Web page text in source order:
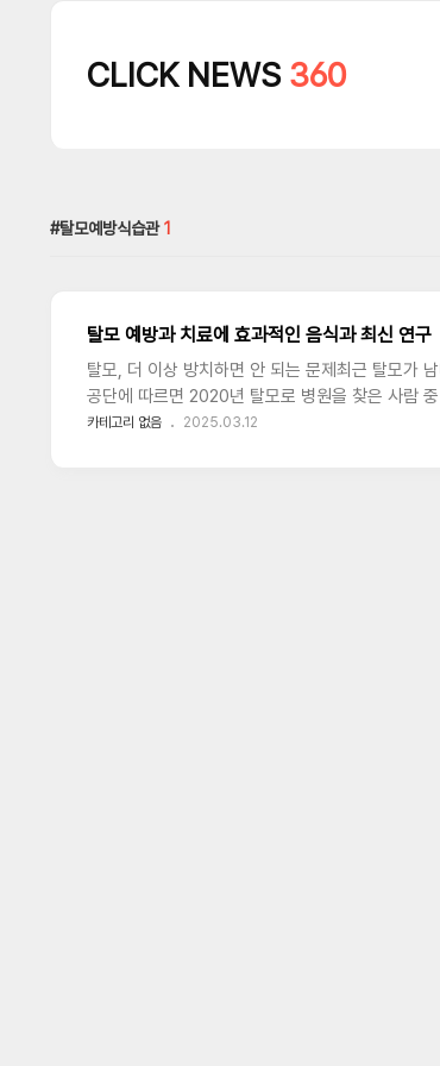
CLICK NEWS 360
탈모예방식습관 1
탈모 예방과 치료에 효과적인 음식과 최신 연구
탈모, 더 이상 방치하면 안 되는 문제최근 탈모가
공단에 따르면 2020년 탈모로 병원을 찾은 사람
뿐만 아니라 스트레스, 다이어트, 환경 요인 등 다
카테고리 없음 2025.03.12